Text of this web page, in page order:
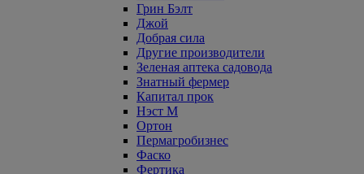
Грин Бэлт
Джой
Добрая сила
Другие производители
Зеленая аптека садовода
Знатный фермер
Капитал прок
Нэст М
Ортон
Пермагробизнес
Фаско
Фертика